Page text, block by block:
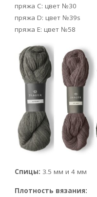
пряжа С: цвет №30
пряжа D: цвет №39s
пряжа Е: цвет №58
Спицы: 3.5 мм и 4 мм
Плотность вязания: